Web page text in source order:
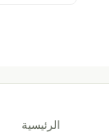
الرئيسية